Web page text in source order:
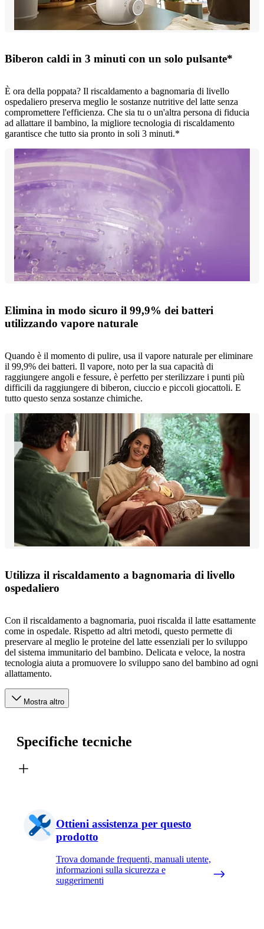
Biberon caldi in 3 minuti con un solo pulsante*
È ora della poppata? Il riscaldamento a bagnomaria di livello
ospedaliero preserva meglio le sostanze nutritive del latte senza
compromettere l'efficienza. Che sia tu o un'altra persona di fiducia
ad allattare il bambino, la migliore tecnologia di riscaldamento
garantisce che tutto sia pronto in soli 3 minuti.*
Elimina in modo sicuro il 99,9% dei batteri
utilizzando vapore naturale
Quando è il momento di pulire, usa il vapore naturale per eliminare
il 99,9% dei batteri. Il vapore, noto per la sua capacità di
raggiungere angoli e fessure, è perfetto per sterilizzare i punti più
difficili da raggiungere di biberon, ciuccio e piccoli giocattoli. E
tutto questo senza sostanze chimiche.
Utilizza il riscaldamento a bagnomaria di livello
ospedaliero
Con il riscaldamento a bagnomaria, puoi riscalda il latte esattamente
come in ospedale. Rispetto ad altri metodi, questo permette di
preservare al meglio le proteine del latte essenziali per lo sviluppo
del sistema immunitario del bambino. Delicata e veloce, la nostra
tecnologia aiuta a promuovere lo sviluppo sano del bambino ad ogni
allattamento.
Mostra altro
Specifiche tecniche
Ottieni assistenza per questo
prodotto
Trova domande frequenti, manuali utente,
informazioni sulla sicurezza e
suggerimenti